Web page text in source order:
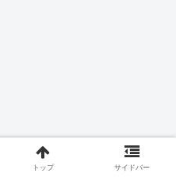
トップ サイドバー